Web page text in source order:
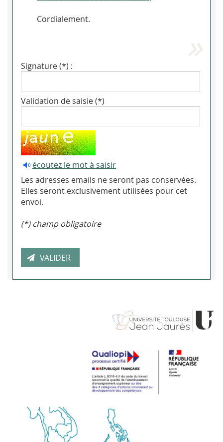
Cordialement.
Signature (*) :
Validation de saisie (*)
écoutez le mot à saisir
Les adresses emails ne seront pas conservées.
Elles seront exclusivement utilisées pour cet
envoi.
(*) champ obligatoire